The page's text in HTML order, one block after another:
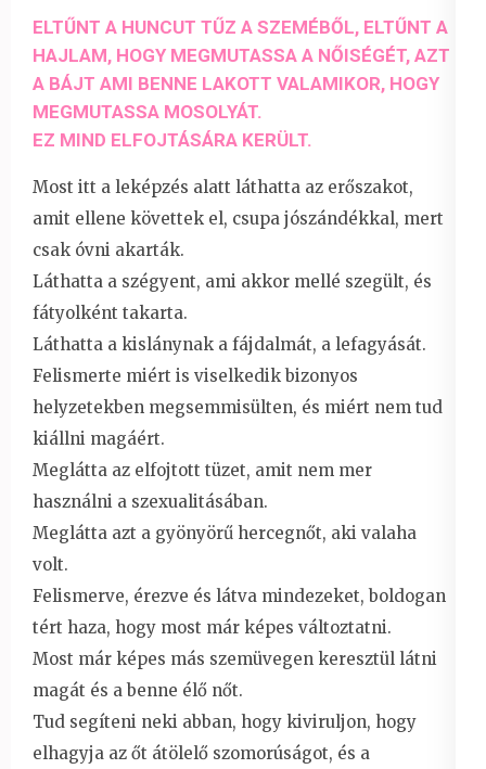
ELTŰNT A HUNCUT TŰZ A SZEMÉBŐL, ELTŰNT A
HAJLAM, HOGY MEGMUTASSA A NŐISÉGÉT, AZT
A BÁJT AMI BENNE LAKOTT VALAMIKOR, HOGY
MEGMUTASSA MOSOLYÁT.
EZ MIND ELFOJTÁSÁRA KERÜLT.
Most itt a leképzés alatt láthatta az erőszakot,
amit ellene követtek el, csupa jószándékkal, mert
csak óvni akarták.
Láthatta a szégyent, ami akkor mellé szegült, és
fátyolként takarta.
Láthatta a kislánynak a fájdalmát, a lefagyását.
Felismerte miért is viselkedik bizonyos
helyzetekben megsemmisülten, és miért nem tud
kiállni magáért.
Meglátta az elfojtott tüzet, amit nem mer
használni a szexualitásában.
Meglátta azt a gyönyörű hercegnőt, aki valaha
volt.
Felismerve, érezve és látva mindezeket, boldogan
tért haza, hogy most már képes változtatni.
Most már képes más szemüvegen keresztül látni
magát és a benne élő nőt.
Tud segíteni neki abban, hogy kiviruljon, hogy
elhagyja az őt átölelő szomorúságot, és a